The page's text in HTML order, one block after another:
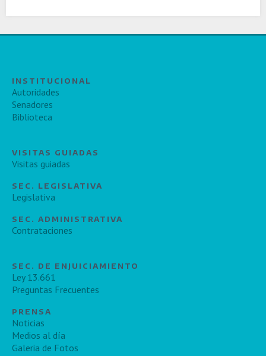
INSTITUCIONAL
Autoridades
Senadores
Biblioteca
VISITAS GUIADAS
Visitas guiadas
SEC. LEGISLATIVA
Legislativa
SEC. ADMINISTRATIVA
Contrataciones
SEC. DE ENJUICIAMIENTO
Ley 13.661
Preguntas Frecuentes
PRENSA
Noticias
Medios al día
Galeria de Fotos